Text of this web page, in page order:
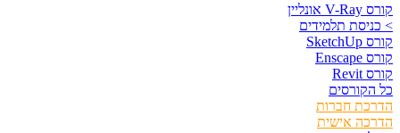
קורס V-Ray אונליין
> כניסת תלמידים
קורס SketchUp
קורס Enscape
קורס Revit
כל הקורסים
הדרכת חברות
הדרכה אישית